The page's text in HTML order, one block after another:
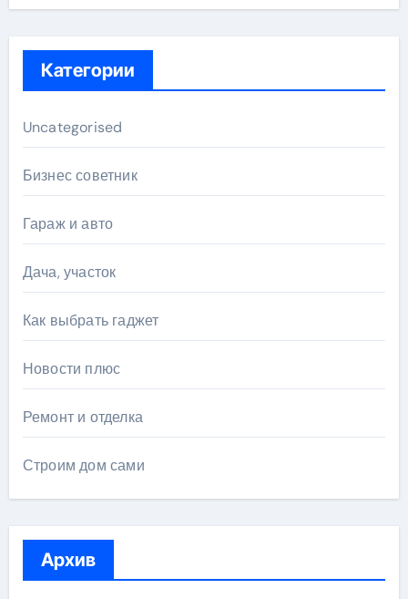
Категории
Uncategorised
Бизнес советник
Гараж и авто
Дача, участок
Как выбрать гаджет
Новости плюс
Ремонт и отделка
Строим дом сами
Архив